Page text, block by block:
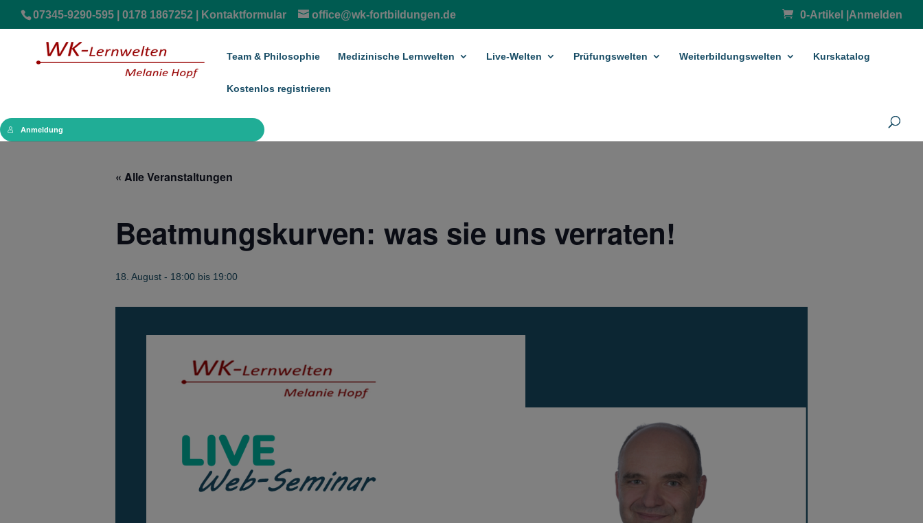
07345-9290-595 | 0178 1867252 | Kontaktformular office@wk-fortbildungen.de 0-Artikel Anmelden
Team & Philosophie Medizinische Lernwelten Live-Welten Prüfungs­welten Weiterbildungswelten Kurskatalog
Kostenlos registrieren
Anmeldung
« Alle Veranstaltungen
Beatmungskurven: was sie uns verraten!
18. August - 18:00 bis 19:00